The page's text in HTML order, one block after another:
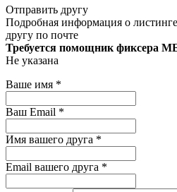
Отправить другу
Подробная информация о
другу по почте
Требуется помощник фиксера
Не указана
Ваше имя *
Ваш Email *
Имя вашего друга *
Email вашего друга *